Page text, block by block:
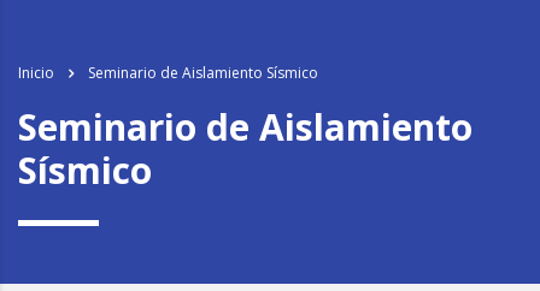
Inicio Seminario de Aislamiento Sísmico
Seminario de Aislamiento
Sísmico